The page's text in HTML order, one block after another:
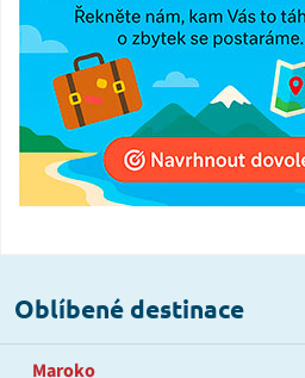
Oblíbené destinace
Maroko